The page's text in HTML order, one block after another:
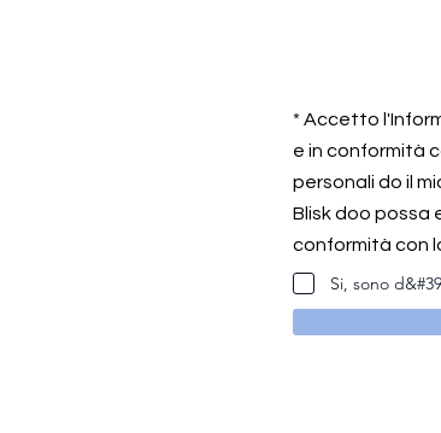
* Accetto
e in conformità
personali do il
Blisk doo possa
conformità con
Si, sono